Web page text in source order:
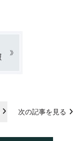
次の記事を見る